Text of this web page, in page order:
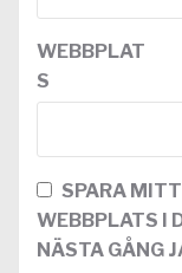
WEBBPLAT
S
SPARA
WEBBPLATS I
NÄSTA GÅNG